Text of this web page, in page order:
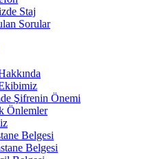
Staj
Sorular
Şifrenin Önemi
Önlemler
Belgesi
Belgesi